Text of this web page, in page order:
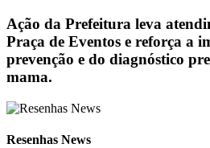
Ação da Prefeitura leva
Praça de Eventos e reforça a
prevenção e do diagnóstico
mama.
Resenhas News